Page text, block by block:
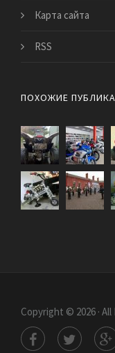
Карта сайта
RSS
ПОХОЖИЕ
Copyright © 2026 ·